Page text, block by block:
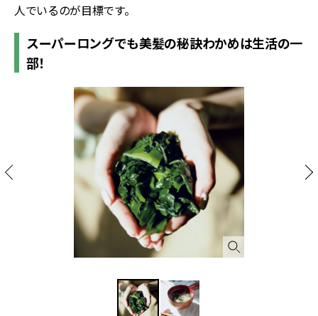
人でいるのが目標です。
スーパーロングでも美髪の秘訣わかめは生活の一
部！